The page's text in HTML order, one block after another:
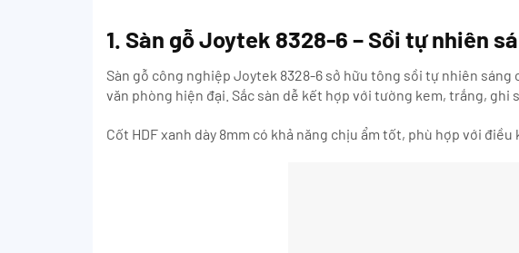
1. Sàn gỗ Joytek 8328-6 – Sồi tự nhiên
Sàn gỗ công nghiệp Joytek 8328-6 sở hữu tông sồi tự nhiên
văn phòng hiện đại. Sắc sàn dễ kết hợp với tường kem, trắng, ghi
Cốt HDF xanh dày 8mm có khả năng chịu ẩm tốt, phù hợp với